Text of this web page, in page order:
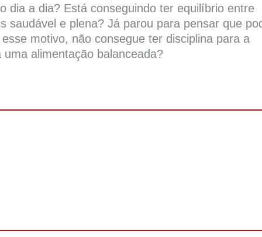
dia a dia? Está conseguindo ter equilíbrio entre
saudável e plena? Já parou para pensar que
motivo, não consegue ter disciplina para a
alimentação balanceada?